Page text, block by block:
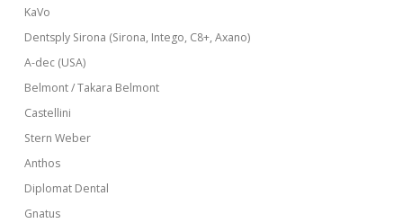
KaVo
Dentsply Sirona (Sirona, Intego, C8+, Axano)
A-dec (USA)
Belmont / Takara Belmont
Castellini
Stern Weber
Anthos
Diplomat Dental
Gnatus